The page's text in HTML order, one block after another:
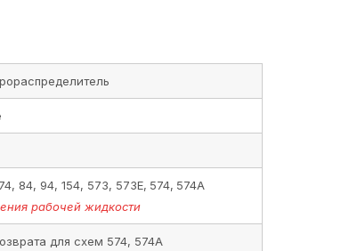
84, 94, 154, 573, 573Е, 574, 574А
рабочей жидкости
для схем 574, 574А